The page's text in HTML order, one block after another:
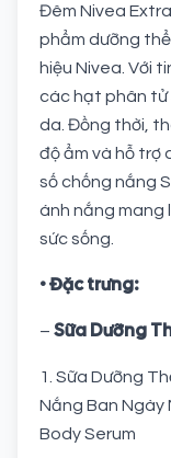
Đêm Nivea
phẩm dưỡng
hiệu Nivea. Với
các hạt phân tử
da. Đồng thời,
độ ẩm và hỗ trợ
số chống nắng
ánh nắng mang
sức sống.
• Đặc trưng:
– Sữa Dưỡng
1. Sữa Dưỡng
Nắng Ban Ngày
Body Serum